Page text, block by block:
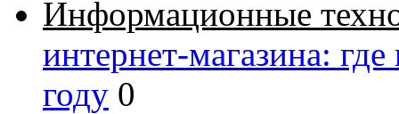
Информационные
интернет-магазина:
году 0